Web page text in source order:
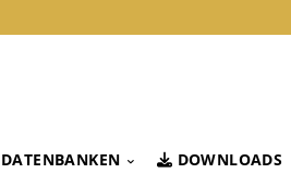
DATENBANKEN DOWNLOADS